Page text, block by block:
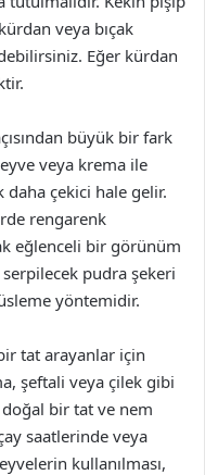
veya bıçak
Eğer kürdan
büyük bir fark
veya krema ile
çekici hale gelir.
rengarenk
eğlenceli bir görünüm
pudra şekeri
yöntemidir.
tat arayanlar için
şeftali veya çilek gibi
bir tat ve nem
saatlerinde veya
kullanılması,